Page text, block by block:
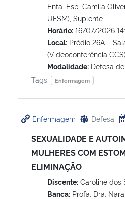
Ministério do Desenvolvimento Regional
Controladoria-Geral da União
Ministério da Mulher, da Família e dos
Secretaria de Governo
Gabinete de Segurança Institucional
Advocacia-Geral da União
Enfa. Esp. Camila
UFSM), Suplente
Horário: 16/07/2026
Local: Prédio 26A –
(Videoconferência CCS)
Modalidade: Defesa
Tags:
Enfermagem
Enfermagem Defesa
SEXUALIDADE E
MULHERES COM
ELIMINAÇÃO
Discente: Caroline dos
Banca: Profa. Dra.